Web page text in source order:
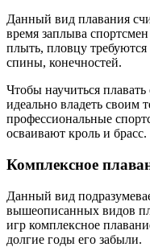
Данный вид плавания
время заплыва
плыть, пловцу
спины, конечностей.
Чтобы научиться
идеально владеть своим
профессиональные
осваивают кроль и брасс.
Комплексное
Данный вид
вышеописанных видов
игр комплексное
долгие годы его забыли.